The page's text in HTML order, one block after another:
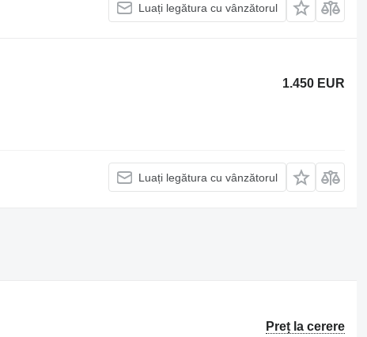
Luați legătura cu vânzătorul
1.450 EUR
Luați legătura cu vânzătorul
Preț la cerere